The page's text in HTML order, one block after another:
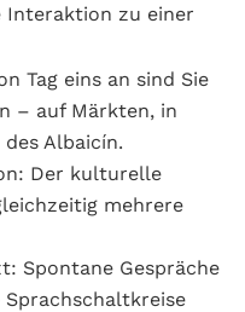
Interaktion zu einer
Tag eins an sind Sie
– auf Märkten, in
Albaicín.
Der kulturelle
mehrere
Spontane Gespräche